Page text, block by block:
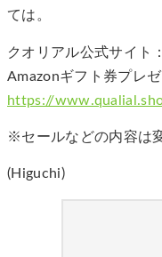
ては。
クオリアル公式サイト：
Amazonギフト券プレ
https://
※セールなどの内容は
(Higuchi)